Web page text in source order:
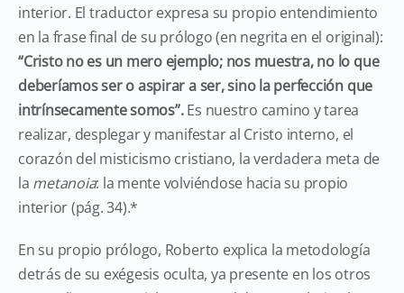
interior. El traductor expresa su propio entendimiento
en la frase final de su prólogo (en negrita en el original):
“Cristo no es un mero ejemplo; nos muestra, no lo que
deberíamos ser o aspirar a ser, sino la perfección que
intrínsecamente somos”.Es nuestro camino y tarea
realizar, desplegar y manifestar al Cristo interno, el
corazón del misticismo cristiano, la verdadera meta de
la metanoia: la mente volviéndose hacia su propio
interior (pág. 34).*
En su propio prólogo, Roberto explica la metodología
detrás de su exégesis oculta, ya presente en los otros